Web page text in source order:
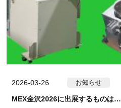
2026-03-26 お知らせ
MEX金沢2026に出展するものは…